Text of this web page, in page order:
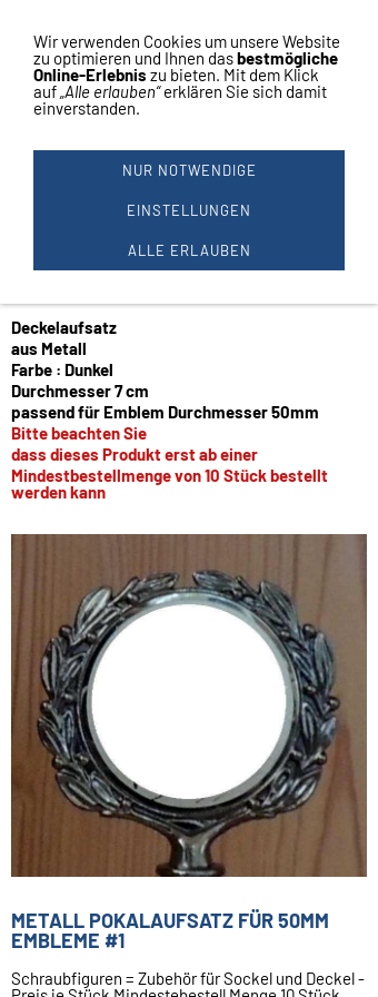
Navigation einblenden
Metall Pokalaufsatz
für 50mm Embleme
#1
Deckelaufsatz
aus Metall
Farbe : Dunkel
Durchmesser 7 cm
passend für Emblem Durchmesser 50mm
Bitte beachten Sie
dass dieses Produkt erst ab einer
Mindestbestellmenge von 10 Stück bestellt
werden kann
METALL POKALAUFSATZ FÜR 50MM
EMBLEME #1
Schraubfiguren = Zubehör für Sockel und Deckel -
Wir verwenden Cookies um unsere Website
zu optimieren und Ihnen dasbestmögliche
Online-Erlebnis zu bieten. Mit dem Klick
auf„Alle erlauben“erklären Sie sich damit
einverstanden.
NUR NOTWENDIGE
EINSTELLUNGEN
ALLE ERLAUBEN